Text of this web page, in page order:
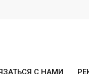
С НАМИ